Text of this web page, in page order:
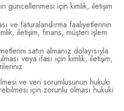
güncellenmesi için kimlik, iletişim
ve faturalandırma faaliyetlerinin
iletişim, finans, müşteri işlem
satın almanız dolayısıyla
veya ifası için kimlik, iletişim,
ve veri sorumlusunun hukuki
için zorunlu olması hukuki